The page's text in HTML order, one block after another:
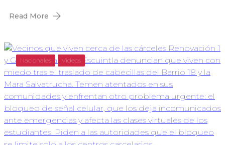
Read More
Nacionales Videos